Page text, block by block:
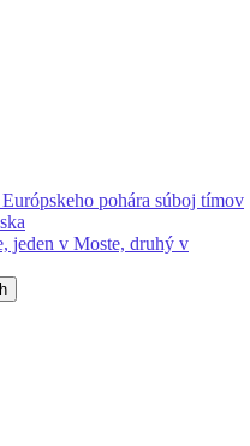
pohára súboj tímov
jeden v Moste, druhý v